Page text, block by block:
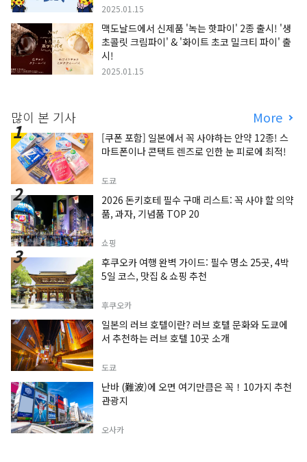
2025.01.15
맥도날드에서 신제품 '녹는 핫파이' 2종 출시! '생
초콜릿 크림파이' & '화이트 초코 밀크티 파이' 출
시!
2025.01.15
많이 본 기사 More
[쿠폰 포함] 일본에서 꼭 사야하는 안약 12종! 스
마트폰이나 콘택트 렌즈로 인한 눈 피로에 최적!
도쿄
2026 돈키호테 필수 구매 리스트: 꼭 사야 할 의약
품, 과자, 기념품 TOP 20
쇼핑
후쿠오카 여행 완벽 가이드: 필수 명소 25곳, 4박
5일 코스, 맛집 & 쇼핑 추천
후쿠오카
일본의 러브 호텔이란? 러브 호텔 문화와 도쿄에
서 추천하는 러브 호텔 10곳 소개
도쿄
난바 (難波)에 오면 여기만큼은 꼭！10가지 추천
관광지
오사카